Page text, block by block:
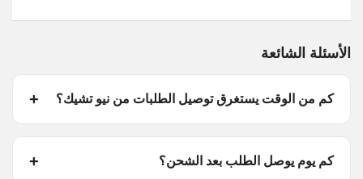
الأسئلة الشائعة
كم من الوقت يستغرق توصيل الطلبات من نيو تشيك؟
كم يوم يوصل الطلب بعد الشحن؟